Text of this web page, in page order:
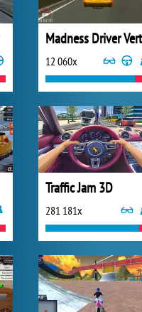
12 060x
Traffic Jam 3D
281 181x